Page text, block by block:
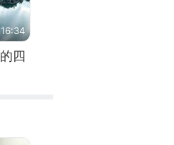
16:34
四